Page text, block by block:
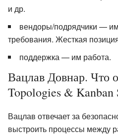
и др.
вендоры/подрядчики —
требования. Жесткая
поддержка — им работа.
Вацлав Довнар. Что
Topologies &
Вацлав отвечает за
выстроить процессы между